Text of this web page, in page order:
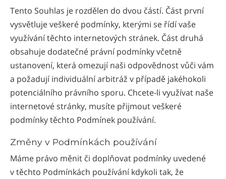
Arabic
Ukrainian
Čeština
Turkish
Tento Souhlas je rozdělen do dvou částí. Část první
vysvětluje veškeré podmínky, kterými se řídí vaše
využívání těchto internetových stránek. Část druhá
obsahuje dodatečné právní podmínky včetně
ustanovení, která omezují naši odpovědnost vůči vám
a požadují individuální arbitráž v případě jakéhokoli
potenciálního právního sporu. Chcete-li využívat naše
internetové stránky, musíte přijmout veškeré
podmínky těchto Podmínek používání.
Změny v Podmínkách používání
Máme právo měnit či doplňovat podmínky uvedené
v těchto Podmínkách používání kdykoli tak, že